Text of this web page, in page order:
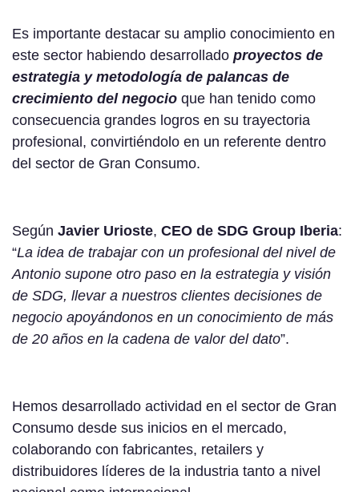
Es importante destacar su amplio conocimiento en
este sector habiendo desarrollado proyectos de
estrategia y metodología de palancas de
crecimiento del negocio que han tenido como
consecuencia grandes logros en su trayectoria
profesional, convirtiéndolo en un referente dentro
del sector de Gran Consumo.
Según Javier Urioste, CEO de SDG Group Iberia:
“La idea de trabajar con un profesional del nivel de
Antonio supone otro paso en la estrategia y visión
de SDG, llevar a nuestros clientes decisiones de
negocio apoyándonos en un conocimiento de más
de 20 años en la cadena de valor del dato”.
Hemos desarrollado actividad en el sector de Gran
Consumo desde sus inicios en el mercado,
colaborando con fabricantes, retailers y
distribuidores líderes de la industria tanto a nivel